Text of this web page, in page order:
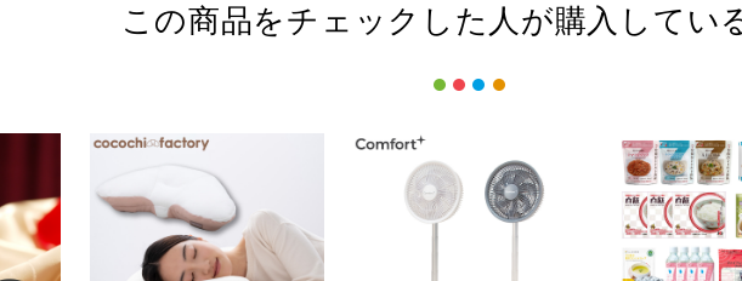
この商品をチェックした人が購入してい